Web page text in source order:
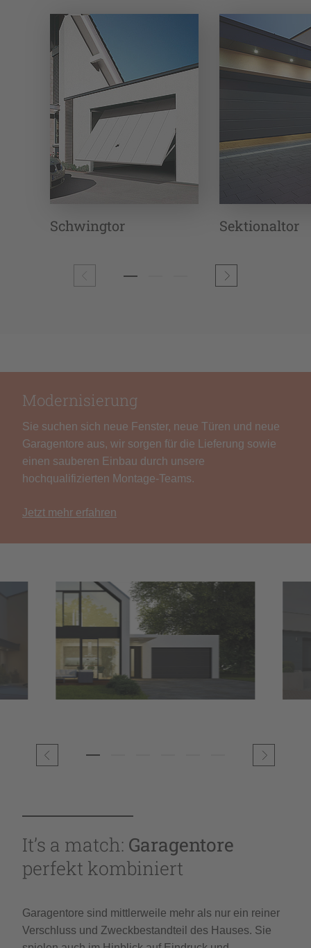
Schwingtor Sektionaltor
Modernisierung
Sie suchen sich neue Fenster, neue Türen und neue
Garagentore aus, wir sorgen für die Lieferung sowie
einen sauberen Einbau durch unsere
hochqualifizierten Montage-Teams.
Jetzt mehr erfahren
It’s a match: Garagentore
perfekt kombiniert
Garagentore sind mittlerweile mehr als nur ein reiner
Verschluss und Zweckbestandteil des Hauses. Sie